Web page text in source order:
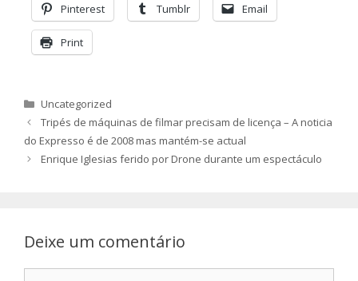
Pinterest Tumblr Email
Print
Categorias
Uncategorized
Tripés de máquinas de filmar precisam de licença – A noticia
do Expresso é de 2008 mas mantém-se actual
Enrique Iglesias ferido por Drone durante um espectáculo
Deixe um comentário